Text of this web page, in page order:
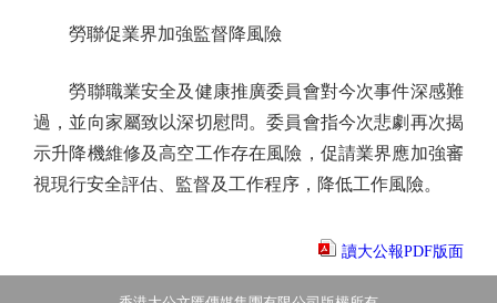
勞聯促業界加強監督降風險
勞聯職業安全及健康推廣委員會對今次事件深感難
過，並向家屬致以深切慰問。委員會指今次悲劇再次揭
示升降機維修及高空工作存在風險，促請業界應加強審
視現行安全評估、監督及工作程序，降低工作風險。
讀大公報PDF版面